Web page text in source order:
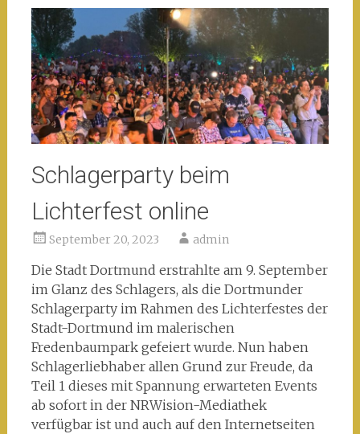
Schlagerparty beim
Lichterfest online
September 20, 2023 admin
Die Stadt Dortmund erstrahlte am 9. September
im Glanz des Schlagers, als die Dortmunder
Schlagerparty im Rahmen des Lichterfestes der
Stadt-Dortmund im malerischen
Fredenbaumpark gefeiert wurde. Nun haben
Schlagerliebhaber allen Grund zur Freude, da
Teil 1 dieses mit Spannung erwarteten Events
ab sofort in der NRWision-Mediathek
verfügbar ist und auch auf den Internetseiten